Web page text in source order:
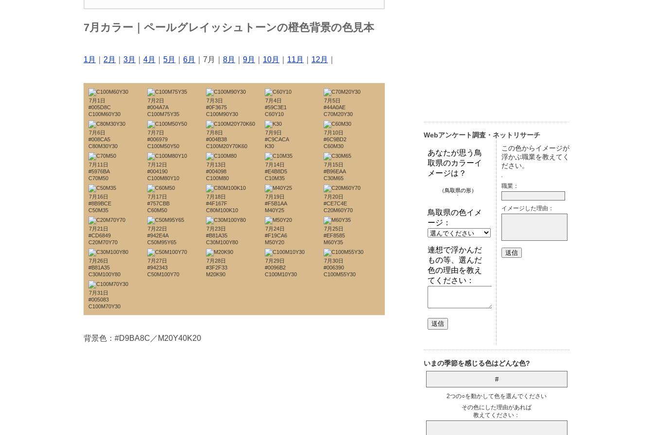
7月カラー｜ペールグレイッシュトーンの橙色背景の色見本
1月 2月 3月 4月 5月 6月 ｜7月｜ 8月 9月 10月 11月 12月
7月1日
#005D8C
C100M60Y30
7月2日
#004A7A
C100M75Y35
7月3日
#0F3675
C100M90Y30
7月4日
#59C3E1
C60Y10
7月5日
#44A0AE
C70M20Y30
7月6日
#008CA5
C80M30Y30
7月7日
#006979
C100M50Y50
7月8日
#004B38
C100M20Y70K60
7月9日
#C9CACA
K30
7月10日
#6C9BD2
C60M30
7月11日
#5976BA
C70M50
7月12日
#004190
C100M80Y10
7月13日
#004098
C100M80
7月14日
#E4B8D5
C10M35
7月15日
#B96EAA
C30M65
7月16日
#8B9BCE
C50M35
7月17日
#757CBB
C60M50
7月18日
#4F167F
C80M100K10
7月19日
#F5B1AA
M40Y25
7月20日
#CE7C4E
C20M60Y70
7月21日
#CD6849
C20M70Y70
7月22日
#942E4A
C50M95Y65
7月23日
#B81A35
C30M100Y80
7月24日
#F19CA6
M50Y20
7月25日
#EF8585
M60Y35
7月26日
#B81A35
C30M100Y80
7月27日
#942343
C50M100Y70
7月28日
#3F2F33
M20K90
7月29日
#0096B2
C100M10Y30
7月30日
#006390
C100M55Y30
7月31日
#005083
C100M70Y30
背景色：#D9BA8C／M20Y40K20
Webアンケート調査・ネットリサーチ